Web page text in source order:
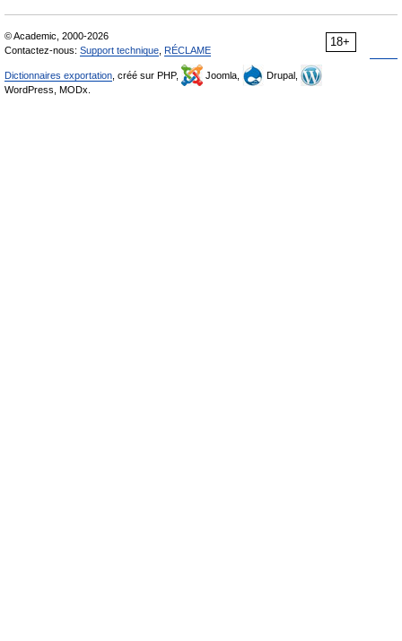
18+
© Academic, 2000-2026
Contactez-nous: Support technique RÉCLAME
Dictionnaires exportation , créé sur PHP, Joomla,
Drupal,
WordPress, MODx.